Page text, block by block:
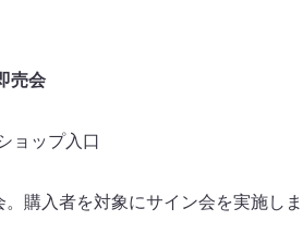
売会
ョップ入口
購入者を対象にサイン会を実施し